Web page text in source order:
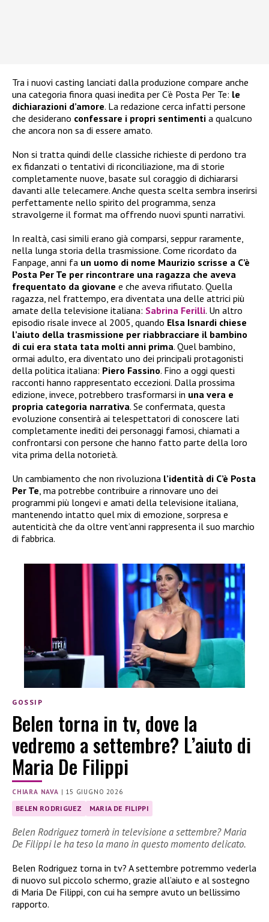
Tra i nuovi casting lanciati dalla produzione compare anche
una categoria finora quasi inedita per C’è Posta Per Te: le
dichiarazioni d’amore. La redazione cerca infatti persone
che desiderano confessare i propri sentimenti a qualcuno
che ancora non sa di essere amato.
Non si tratta quindi delle classiche richieste di perdono tra
ex fidanzati o tentativi di riconciliazione, ma di storie
completamente nuove, basate sul coraggio di dichiararsi
davanti alle telecamere. Anche questa scelta sembra inserirsi
perfettamente nello spirito del programma, senza
stravolgerne il format ma offrendo nuovi spunti narrativi.
In realtà, casi simili erano già comparsi, seppur raramente,
nella lunga storia della trasmissione. Come ricordato da
Fanpage, anni fa un uomo di nome Maurizio scrisse a C’è
Posta Per Te per rincontrare una ragazza che aveva
frequentato da giovane e che aveva rifiutato. Quella
ragazza, nel frattempo, era diventata una delle attrici più
amate della televisione italiana: Sabrina Ferilli. Un altro
episodio risale invece al 2005, quando Elsa Isnardi chiese
l’aiuto della trasmissione per riabbracciare il bambino
di cui era stata tata molti anni prima. Quel bambino,
ormai adulto, era diventato uno dei principali protagonisti
della politica italiana: Piero Fassino. Fino a oggi questi
racconti hanno rappresentato eccezioni. Dalla prossima
edizione, invece, potrebbero trasformarsi in una vera e
propria categoria narrativa. Se confermata, questa
evoluzione consentirà ai telespettatori di conoscere lati
completamente inediti dei personaggi famosi, chiamati a
confrontarsi con persone che hanno fatto parte della loro
vita prima della notorietà.
Un cambiamento che non rivoluziona l’identità di C’è Posta
Per Te, ma potrebbe contribuire a rinnovare uno dei
programmi più longevi e amati della televisione italiana,
mantenendo intatto quel mix di emozione, sorpresa e
autenticità che da oltre vent’anni rappresenta il suo marchio
di fabbrica.
GOSSIP
Belen torna in tv, dove la
vedremo a settembre? L’aiuto di
Maria De Filippi
CHIARA NAVA | 15 GIUGNO 2026
BELEN RODRIGUEZ MARIA DE FILIPPI
Belen Rodriguez tornerà in televisione a settembre? Maria
De Filippi le ha teso la mano in questo momento delicato.
Belen Rodriguez torna in tv? A settembre potremmo vederla
di nuovo sul piccolo schermo, grazie all’aiuto e al sostegno
di Maria De Filippi, con cui ha sempre avuto un bellissimo
rapporto.